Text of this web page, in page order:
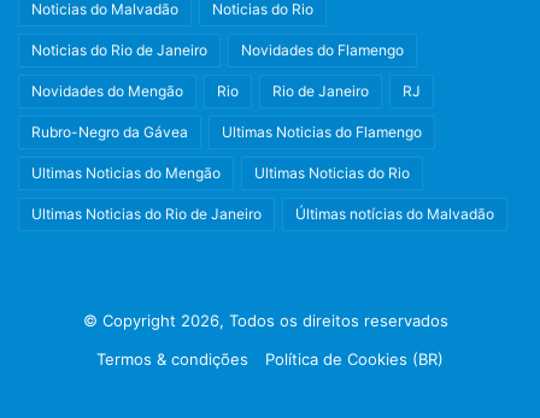
Noticias do Malvadão Noticias do Rio
Noticias do Rio de Janeiro Novidades do Flamengo
Novidades do Mengão Rio Rio de Janeiro RJ
Rubro-Negro da Gávea Ultimas Noticias do Flamengo
Ultimas Noticias do Mengão Ultimas Noticias do Rio
Ultimas Noticias do Rio de Janeiro Últimas notícias do Malvadão
© Copyright 2026, Todos os direitos reservados
Termos & condições
Política de Cookies (BR)